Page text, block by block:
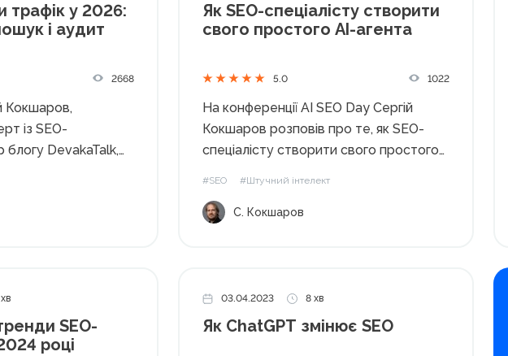
трафік у 2026:
і аудит
2668
Кокшаров,
із SEO-
блогу DevakaTalk,
впливом
Як SEO-спеціалісту створити
свого простого AI-агента
5.0 1022
На конференції AI SEO Day Сергій
Кокшаров розповів про те, як SEO-
спеціалісту створити свого простого
аналізу до системної роботи з даними.
#SEO #Штучний інтелект
С. Кокшаров
SEO-
році
03.04.2023 8 хв
Як ChatGPT змінює SEO